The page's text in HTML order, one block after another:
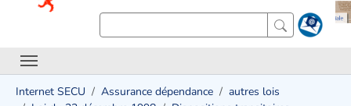
Internet SECU Assurance dépendance
autres lois